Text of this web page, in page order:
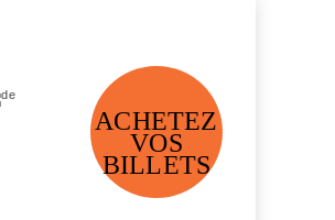
ACHETEZ
VOS
BILLETS